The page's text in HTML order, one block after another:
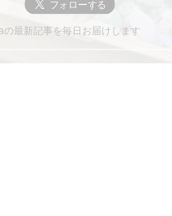
の最新記事を毎日お届けします